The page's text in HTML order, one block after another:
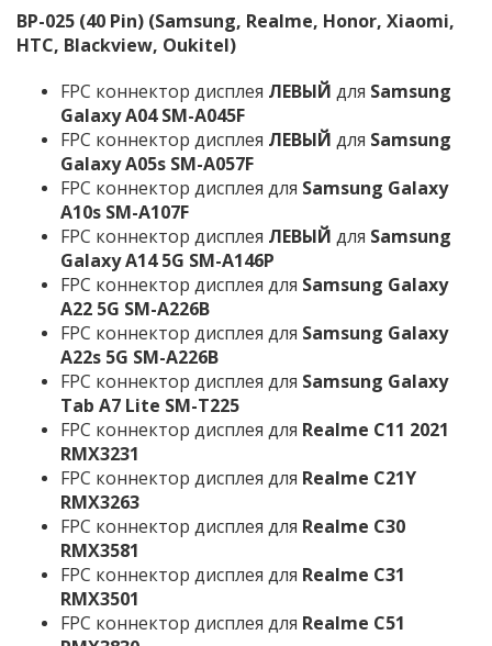
BP-025 (40 Pin) (Samsung, Realme, Honor, Xiaomi,
HTC, Blackview, Oukitel)
FPC коннектор дисплея ЛЕВЫЙ для Samsung
Galaxy A04 SM-A045F
FPC коннектор дисплея ЛЕВЫЙ для Samsung
Galaxy A05s SM-A057F
FPC коннектор дисплея для Samsung Galaxy
A10s SM-A107F
FPC коннектор дисплея ЛЕВЫЙ для Samsung
Galaxy A14 5G SM-A146P
FPC коннектор дисплея для Samsung Galaxy
A22 5G SM-A226B
FPC коннектор дисплея для Samsung Galaxy
A22s 5G SM-A226B
FPC коннектор дисплея для Samsung Galaxy
Tab A7 Lite SM-T225
FPC коннектор дисплея для Realme C11 2021
RMX3231
FPC коннектор дисплея для Realme C21Y
RMX3263
FPC коннектор дисплея для Realme C30
RMX3581
FPC коннектор дисплея для Realme C31
RMX3501
FPC коннектор дисплея для Realme C51